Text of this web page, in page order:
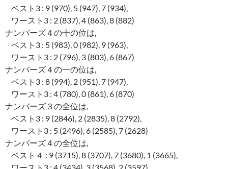
ベスト3 : 9 (970), 5 (947), 7 (934),
ワースト3 : 2 (837), 4 (863), 8 (882)
ナンバーズ４の十の位は,
ベスト3 : 5 (983), 0 (982), 9 (963),
ワースト3 : 2 (796), 3 (803), 6 (867)
ナンバーズ４の一の位は,
ベスト3 : 8 (994), 2 (951), 7 (947),
ワースト3 : 4 (780), 0 (861), 6 (870)
ナンバーズ３の全位は,
ベスト3 : 9 (2846), 2 (2835), 8 (2792),
ワースト3 : 5 (2496), 6 (2585), 7 (2628)
ナンバーズ４の全位は,
ベスト４ : 9 (3715), 8 (3707), 7 (3680), 1 (3665),